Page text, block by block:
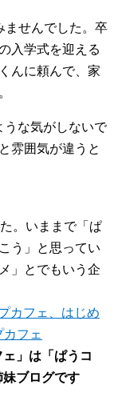
ませんでした。卒
入学式を迎える
んに頼んで、家
うな気がしないで
雰囲気が違うと
。いままで「ぱ
う」と思ってい
」とでもいう企
カフェ、はじめ
カフェ
ェ」は「ぱうコ
妹ブログです